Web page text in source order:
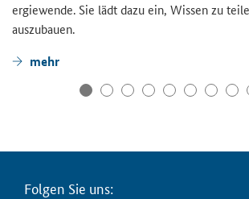
er­gie­wen­de. Sie lädt dazu ein, Wis­sen zu
aus­zu­bau­en.
mehr
Fol­gen Sie uns: